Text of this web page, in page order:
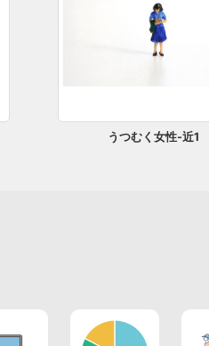
うつむく女性-近1